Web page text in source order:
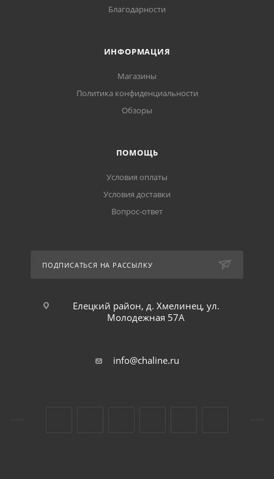
Благодарности
ИНФОРМАЦИЯ
Магазины
Политика конфиденциальности
Обзоры
ПОМОЩЬ
Условия оплаты
Условия доставки
Вопрос-ответ
ПОДПИСАТЬСЯ НА РАССЫЛКУ
Елецкий район, д. Хмелинец, ул.
Молодежная 57А
info@chaline.ru